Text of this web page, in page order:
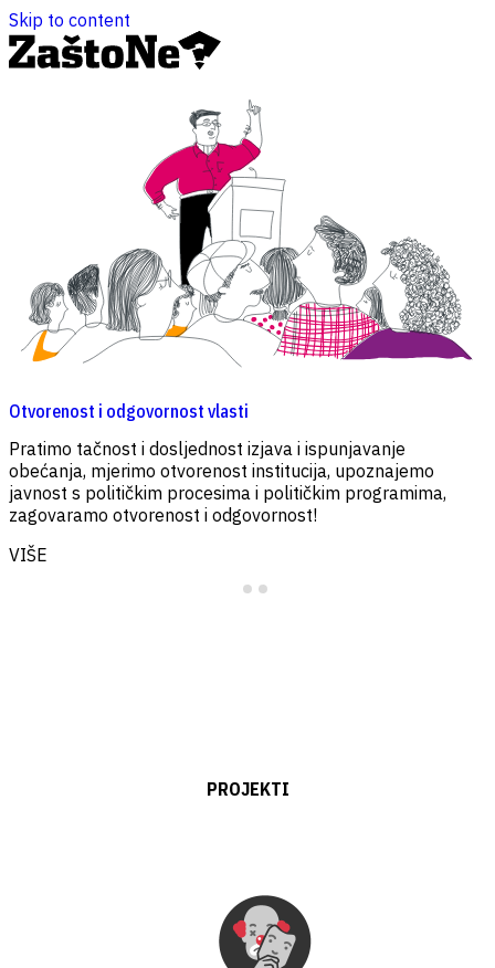
Skip to content
Otvorenost i odgovornost vlasti
Pratimo tačnost i dosljednost izjava i ispunjavanje
obećanja, mjerimo otvorenost institucija, upoznajemo
javnost s političkim procesima i političkim programima,
zagovaramo otvorenost i odgovornost!
VIŠE
PROJEKTI